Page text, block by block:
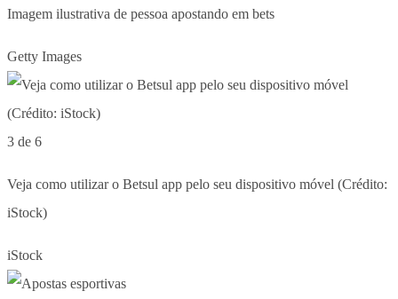
Imagem ilustrativa de pessoa apostando em bets
Getty Images
3 de 6
Veja como utilizar o Betsul app pelo seu dispositivo móvel (Crédito:
iStock)
iStock